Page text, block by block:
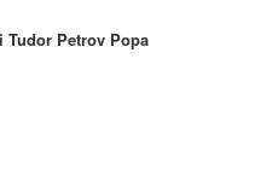
Petrov Popa